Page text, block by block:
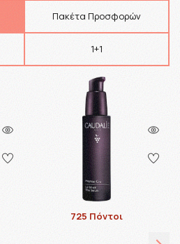
Πακέτα Προσφορών
1+1
725 Πόντοι